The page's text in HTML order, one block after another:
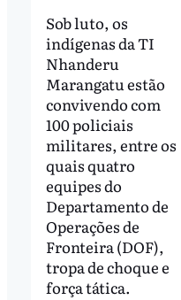
Sob luto, os
indígenas da TI
Nhanderu
Marangatu estão
convivendo com
100 policiais
militares, entre os
quais quatro
equipes do
Departamento de
Operações de
Fronteira (DOF),
tropa de choque e
força tática.